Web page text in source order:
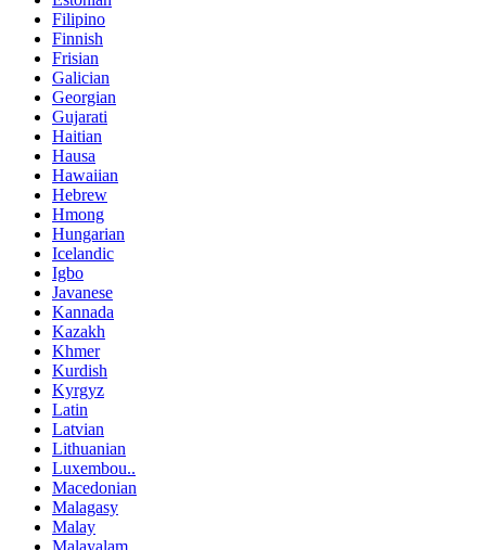
Filipino
Finnish
Frisian
Galician
Georgian
Gujarati
Haitian
Hausa
Hawaiian
Hebrew
Hmong
Hungarian
Icelandic
Igbo
Javanese
Kannada
Kazakh
Khmer
Kurdish
Kyrgyz
Latin
Latvian
Lithuanian
Luxembou..
Macedonian
Malagasy
Malay
Malayalam